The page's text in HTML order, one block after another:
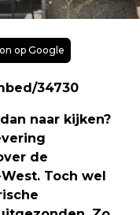
op Google
34730
naar kijken?
de
Toch wel